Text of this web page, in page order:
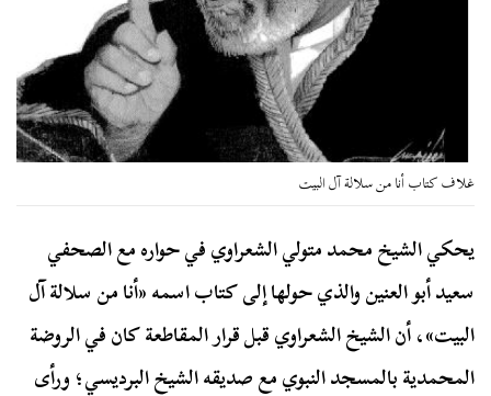
غلاف كتاب أنا من سلالة آل البيت
يحكي الشيخ محمد متولي الشعراوي في حواره مع الصحفي
سعيد أبو العنين والذي حولها إلى كتاب اسمه «أنا من سلالة آل
البيت»، أن الشيخ الشعراوي قبل قرار المقاطعة كان في الروضة
المحمدية بالمسجد النبوي مع صديقه الشيخ البرديسي؛ ورأى